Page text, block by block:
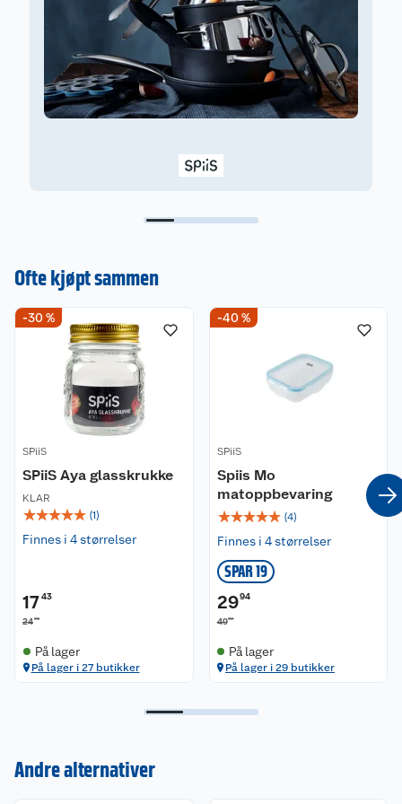
Ofte kjøpt sammen
-30 %
SPiiS
SPiiS Aya glasskrukke
KLAR
☆☆☆☆☆ (1)
Finnes i 4 størrelser
1743
2490
På lager
På lager i 27 butikker
-40 %
SPiiS
Spiis Mo
matoppbevaring
☆☆☆☆☆ (4)
Finnes i 4 størrelser
SPAR 19
2994
4990
På lager
På lager i 29 butikker
Andre alternativer
Om oss
Kontakt oss